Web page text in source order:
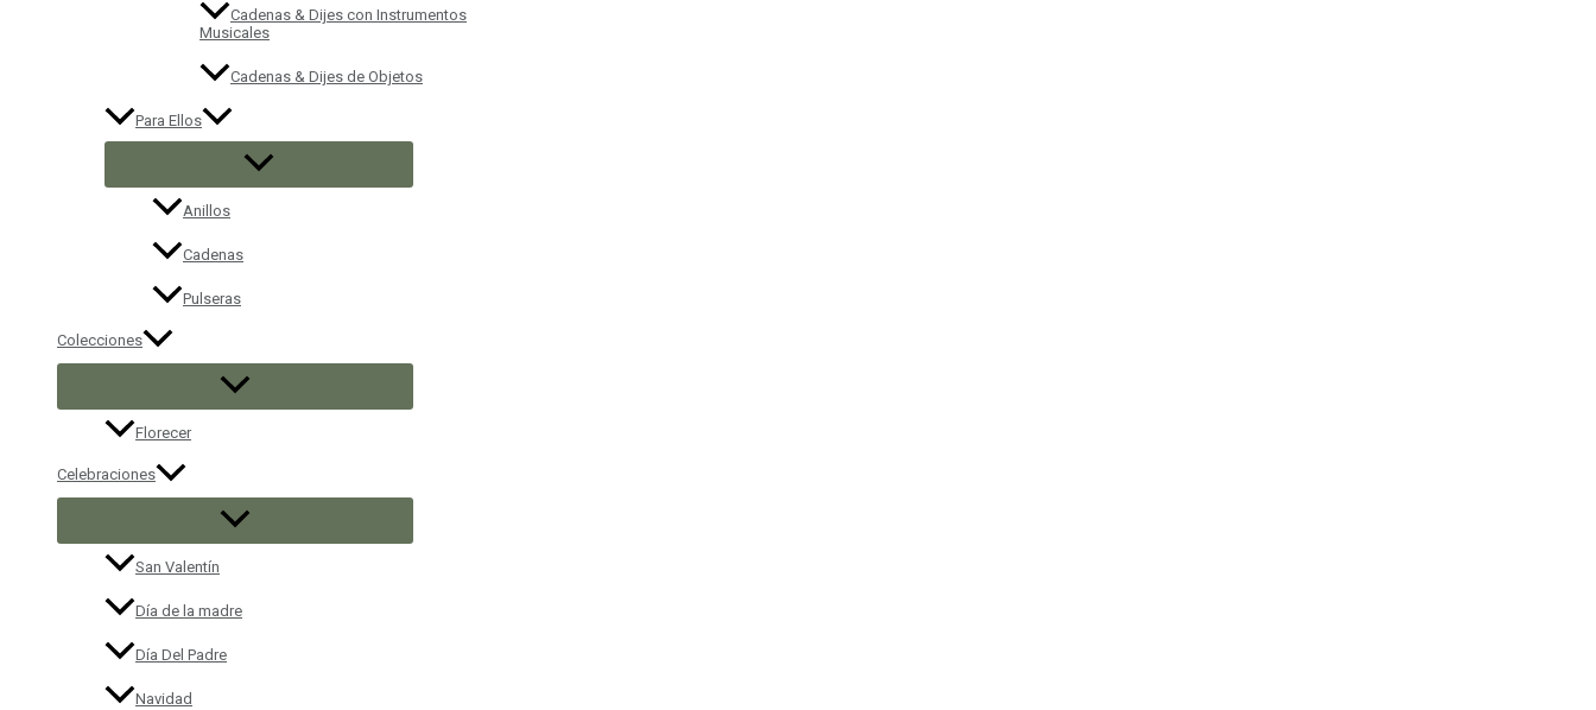
Cadenas & Dijes con Instrumentos
Musicales
Cadenas & Dijes de Objetos
Para Ellos
Anillos
Cadenas
Pulseras
Colecciones
Florecer
Celebraciones
San Valentín
Día de la madre
Día Del Padre
Navidad